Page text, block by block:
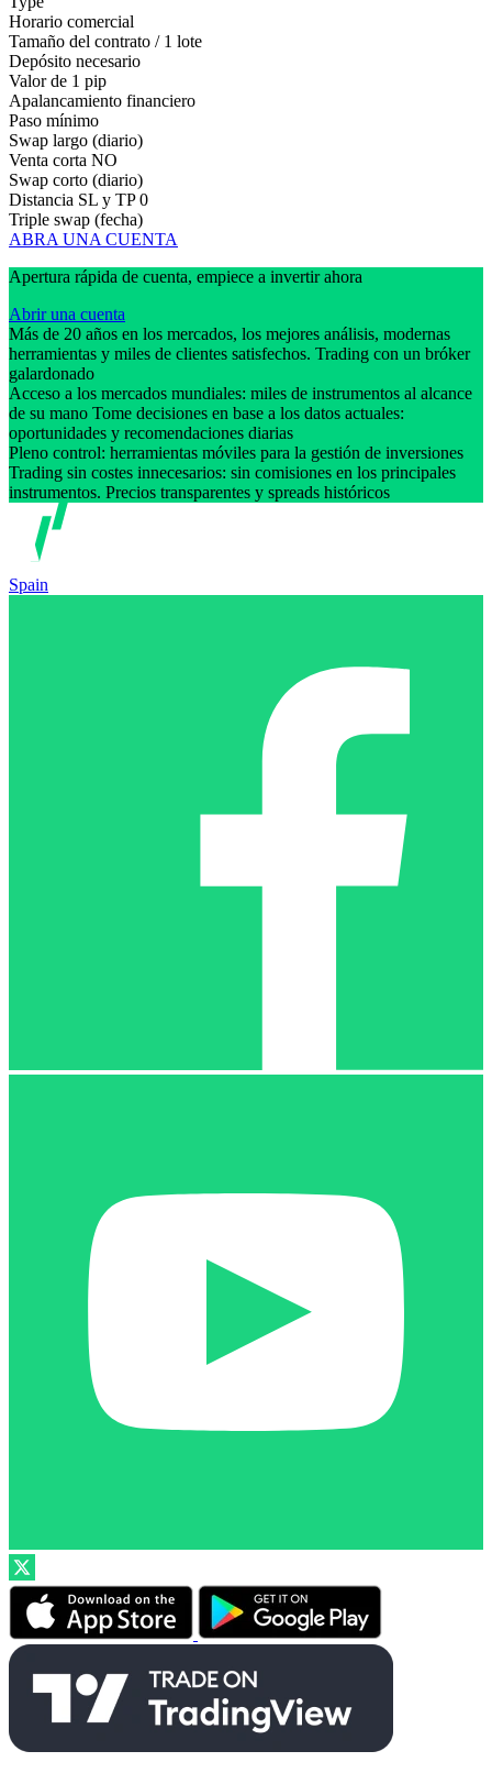
Horario comercial
Tamaño del contrato / 1 lote
Depósito necesario
Valor de 1 pip
Apalancamiento financiero
Paso mínimo
Swap largo (diario)
Venta corta NO
Swap corto (diario)
Distancia SL y TP 0
Triple swap (fecha)
ABRA UNA CUENTA
Apertura rápida de cuenta, empiece a invertir ahora
Abrir una cuenta
Más de 20 años en los mercados, los mejores análisis, modernas
herramientas y miles de clientes satisfechos. Trading con un bróker
galardonado
Acceso a los mercados mundiales: miles de instrumentos al alcance
de su mano Tome decisiones en base a los datos actuales:
oportunidades y recomendaciones diarias
Pleno control: herramientas móviles para la gestión de inversiones
Trading sin costes innecesarios: sin comisiones en los principales
instrumentos. Precios transparentes y spreads históricos
Spain